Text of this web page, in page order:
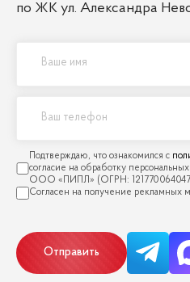
по ЖК ул. Александра
Отправить